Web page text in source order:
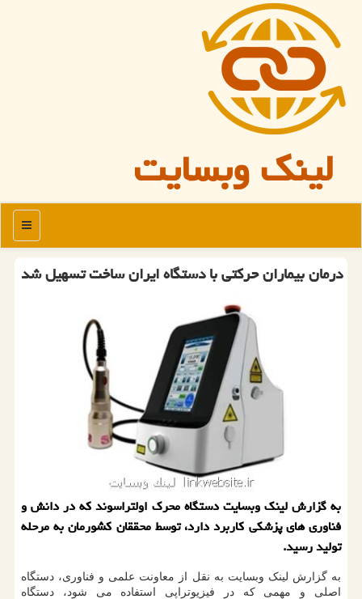
لینک وبسایت
منو
درمان بیماران حرکتی با دستگاه ایران ساخت تسهیل شد
به گزارش لینک وبسایت دستگاه محرک اولتراسوند که در دانش و
فناوری های پزشکی کاربرد دارد، توسط محققان کشورمان به مرحله
تولید رسید.
به گزارش لینک وبسایت به نقل از معاونت علمی و فناوری، دستگاه
اصلی و مهمی که در فیزیوتراپی استفاده می شود، دستگاه